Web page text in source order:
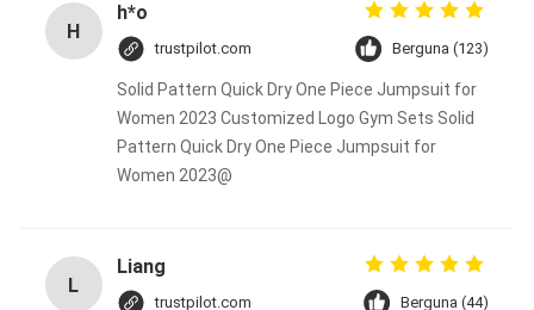
H
h*o
trustpilot.com Berguna (123)
Solid Pattern Quick Dry One Piece Jumpsuit for
Women 2023 Customized Logo Gym Sets Solid
Pattern Quick Dry One Piece Jumpsuit for
Women 2023@
L
Liang
trustpilot.com Berguna (44)